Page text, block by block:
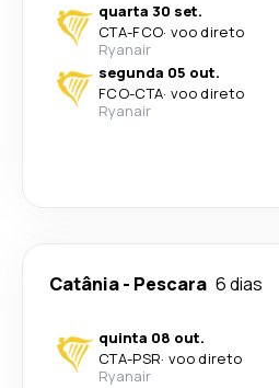
quarta 30 set.
CTA-FCO· voo direto
Ryanair
segunda 05 out.
FCO-CTA· voo direto
Ryanair
Catânia- Pescara 6 dias
quinta 08 out.
CTA-PSR· voo direto
Ryanair